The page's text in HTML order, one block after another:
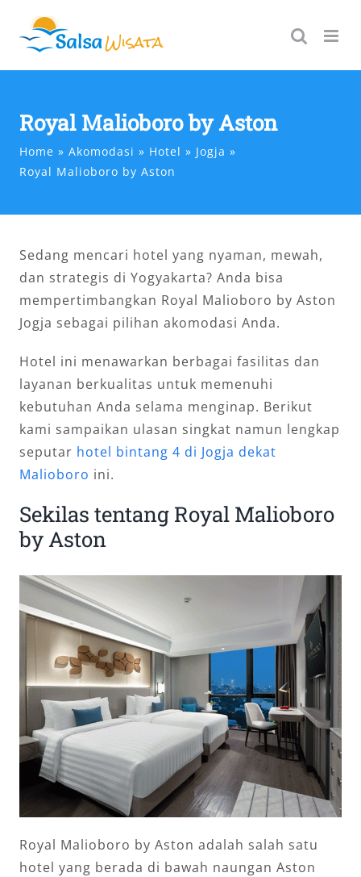
content
Royal Malioboro by Aston
Home Akomodasi Hotel
Jogja
Royal Malioboro by Aston
Sedang mencari hotel yang nyaman, mewah,
dan strategis di Yogyakarta? Anda bisa
mempertimbangkan Royal Malioboro by Aston
Jogja sebagai pilihan akomodasi Anda.
Hotel ini menawarkan berbagai fasilitas dan
layanan berkualitas untuk memenuhi
kebutuhan Anda selama menginap. Berikut
kami sampaikan ulasan singkat namun lengkap
seputar hotel bintang 4 di Jogja dekat
Malioboro ini.
Sekilas tentang Royal Malioboro
by Aston
Royal Malioboro by Aston adalah salah satu
hotel yang berada di bawah naungan Aston